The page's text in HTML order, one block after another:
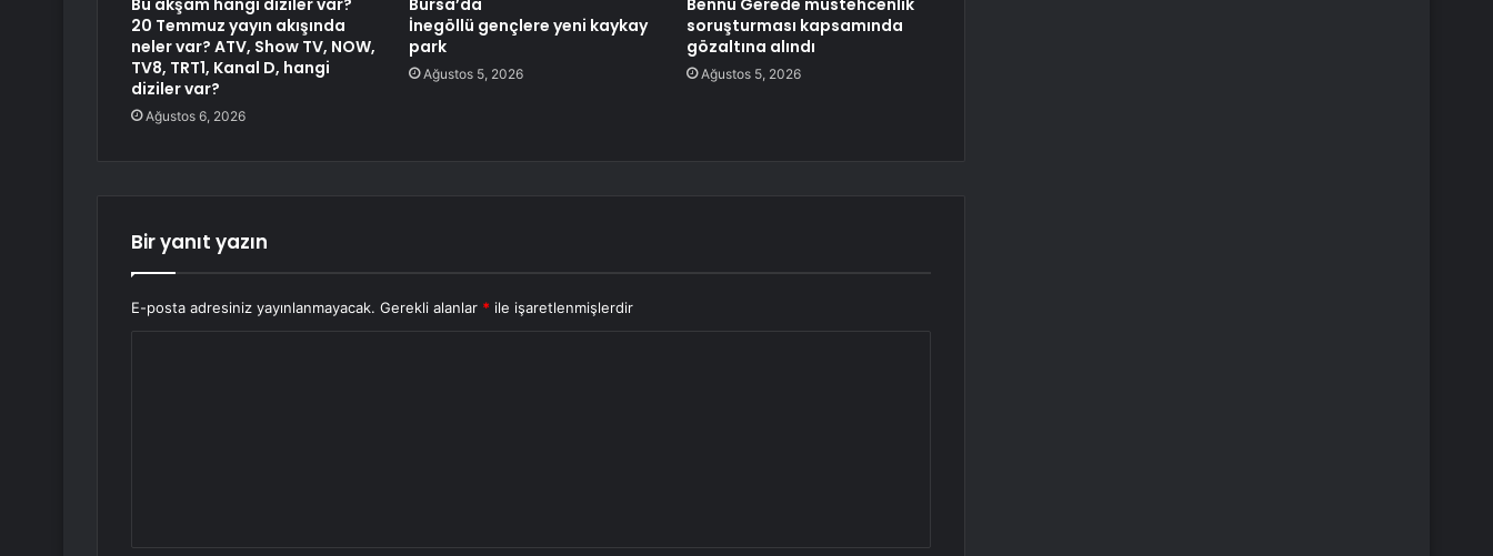
20 Temmuz yayın akışında
neler var? ATV, Show TV, NOW,
TV8, TRT1, Kanal D, hangi
diziler var?
Ağustos 6, 2026
İnegöllü gençlere yeni kaykay
park
Ağustos 5, 2026
soruşturması kapsamında
gözaltına alındı
Ağustos 5, 2026
Bir yanıt yazın
E-posta adresiniz yayınlanmayacak. Gerekli alanlar * ile işaretlenmişlerdir